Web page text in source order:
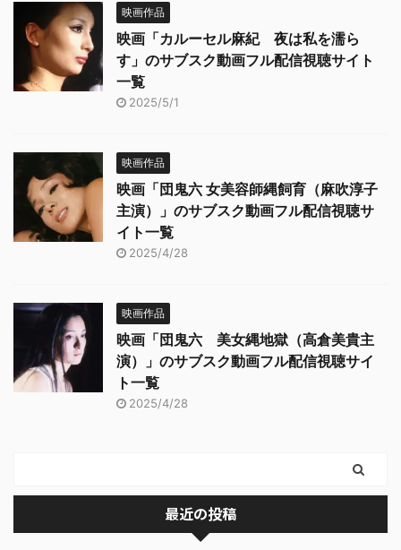
映画作品
映画「カルーセル麻紀 夜は私を濡ら
す」のサブスク動画フル配信視聴サイト
一覧
2025/5/1
映画作品
映画「団鬼六 女美容師縄飼育（麻吹淳子
主演）」のサブスク動画フル配信視聴サ
イト一覧
2025/4/28
映画作品
映画「団鬼六 美女縄地獄（高倉美貴主
演）」のサブスク動画フル配信視聴サイ
ト一覧
2025/4/28
最近の投稿